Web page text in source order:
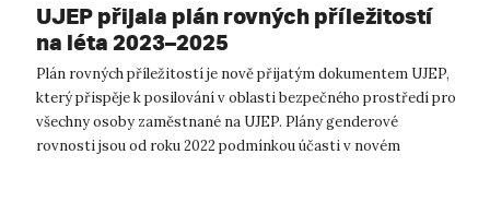
UJEP přijala plán rovných příležitostí
na léta 2023–2025
Plán rovných příležitostí je nově přijatým dokumentem UJEP,
který přispěje k posilování v oblasti bezpečného prostředí pro
všechny osoby zaměstnané na UJEP. Plány genderové
rovnosti jsou od roku 2022 podmínkou účasti v novém